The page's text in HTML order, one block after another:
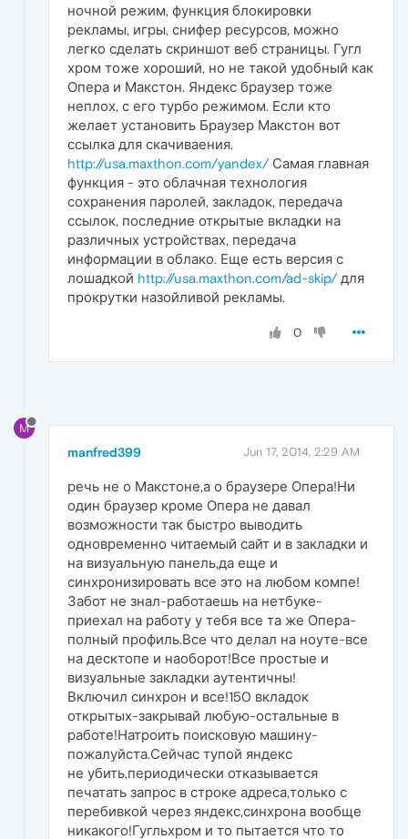
ночной режим, функция блокировки
рекламы, игры, снифер ресурсов, можно
легко сделать скриншот веб страницы. Гугл
хром тоже хороший, но не такой удобный как
Опера и Макстон. Яндекс браузер тоже
неплох, с его турбо режимом. Если кто
желает установить Браузер Макстон вот
ссылка для скачиваения.
http://usa.maxthon.com/yandex/Самая главная
функция - это облачная технология
сохранения паролей, закладок, передача
ссылок, последние открытые вкладки на
различных устройствах, передача
информации в облако. Еще есть версия с
лошадкой http://usa.maxthon.com/ad-skip/для
прокрутки назойливой рекламы.
0
M
manfred399 Jun 17, 2014, 2:29 AM
речь не о Макстоне,а о браузере Опера!Ни
один браузер кроме Опера не давал
возможности так быстро выводить
одновременно читаемый сайт и в закладки и
на визуальную панель,да еще и
синхронизировать все это на любом компе!
Забот не знал-работаешь на нетбуке-
приехал на работу у тебя все та же Опера-
полный профиль.Все что делал на ноуте-все
на десктопе и наоборот!Все простые и
визуальные закладки аутентичны!
Включил синхрон и все!150 вкладок
открытых-закрывай любую-остальные в
работе!Натроить поисковую машину-
пожалуйста.Сейчас тупой яндекс
не убить,периодически отказывается
печатать запрос в строке адреса,только с
перебивкой через яндекс,синхрона вообще
никакого!Гугльхром и то пытается что то